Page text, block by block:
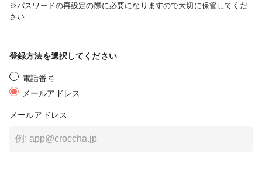
※パスワードの再設定の際に必要になりますので大切に保管してくだ
さい
登録方法を選択してください
電話番号
メールアドレス
メールアドレス